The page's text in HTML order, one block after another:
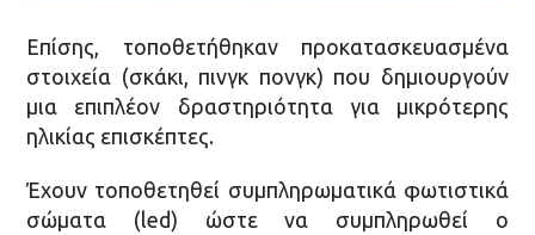
Επίσης, τοποθετήθηκαν προκατασκευασμένα
στοιχεία (σκάκι, πινγκ πονγκ) που δημιουργούν
μια επιπλέον δραστηριότητα για μικρότερης
ηλικίας επισκέπτες.
Έχουν τοποθετηθεί συμπληρωματικά φωτιστικά
σώματα (led) ώστε να συμπληρωθεί ο